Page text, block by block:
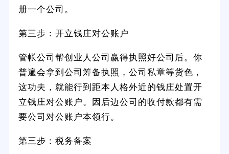
册一个公司。
第三步：开立钱庄对公账户
管帐公司帮创业人公司赢得执照好公司后。你
普遍会拿到公司筹备执照，公司私章等货色，
这功夫，就能行到距本人格外近的钱庄处置开
立钱庄对公账户。因后边公司的收付款都有需
要公司对公账户本领行。
第三步：税务备案